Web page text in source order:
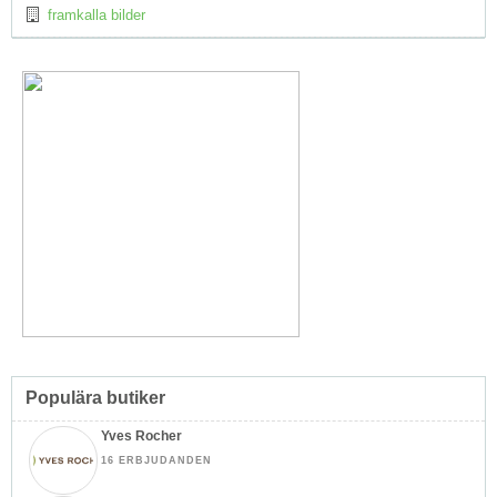
framkalla bilder
Populära butiker
Yves Rocher
16 ERBJUDANDEN